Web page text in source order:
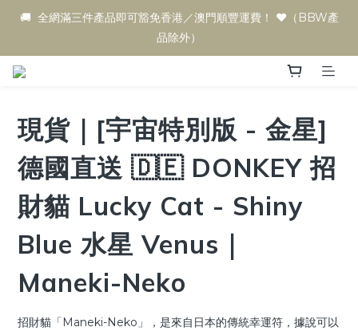
🚚  全網滿三件產品即可豁免香港／澳門順豐運費！ ♥️（BBW產
品除外）
現貨｜[宇宙特別版 - 金星]
德國直送 🇩🇪 DONKEY 招
財貓 Lucky Cat - Shiny
Blue 水星 Venus｜
Maneki-Neko
招財貓「Maneki-Neko」，是來自日本的傳統幸運符，據說可以